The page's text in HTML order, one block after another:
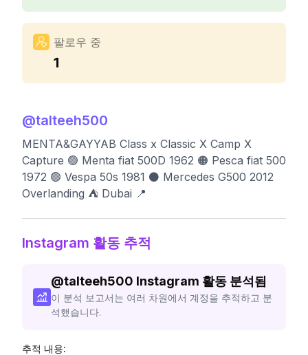
팔로우 중
1
@talteeh500
MENTA&GAYYAB Class x Classic X Camp X
Capture 🟢 Menta fiat 500D 1962 🟠 Pesca fiat 500
1972 🟢 Vespa 50s 1981 ⚫️ Mercedes G500 2012
Overlanding ⛺️ Dubai 📍
Instagram 활동 추적
@talteeh500 Instagram 활동 분석됨
이 분석 보고서는 여러 차원에서 계정을 추적하고 분
석했습니다.
추적 내용: